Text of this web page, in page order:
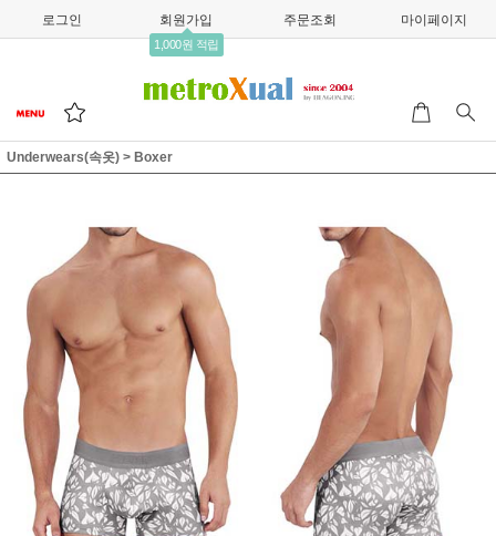
로그인 회원가입
1,000원 적립
주문조회 마이페이지
Underwears(속옷) > Boxer